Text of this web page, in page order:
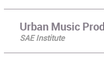
Urban Music
SAE Institute